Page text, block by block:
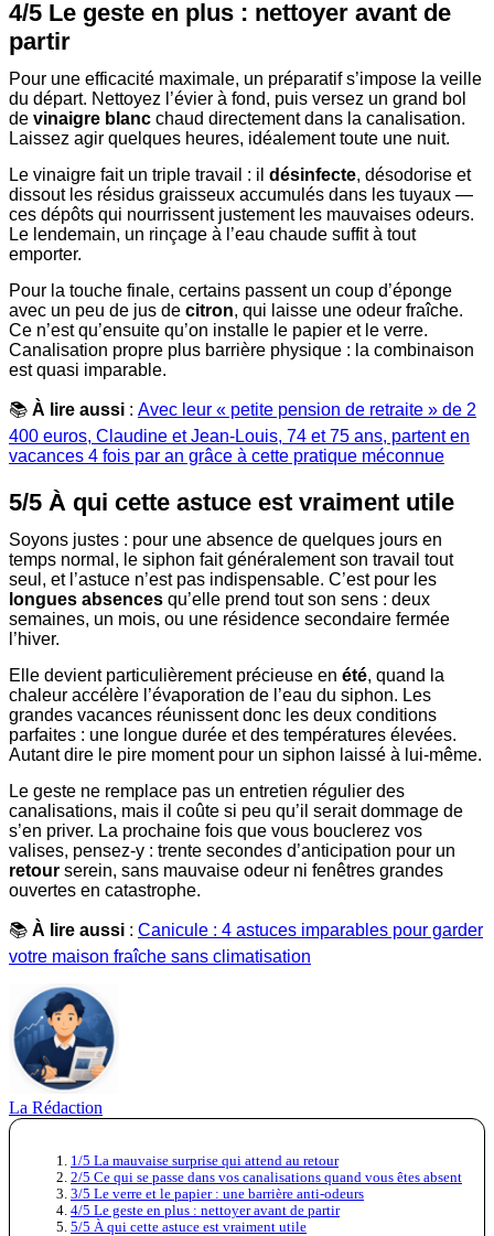
4/5 Le geste en plus : nettoyer avant de
partir
Pour une efficacité maximale, un préparatif s’impose la veille
du départ. Nettoyez l’évier à fond, puis versez un grand bol
de vinaigre blanc chaud directement dans la canalisation.
Laissez agir quelques heures, idéalement toute une nuit.
Le vinaigre fait un triple travail : il désinfecte, désodorise et
dissout les résidus graisseux accumulés dans les tuyaux —
ces dépôts qui nourrissent justement les mauvaises odeurs.
Le lendemain, un rinçage à l’eau chaude suffit à tout
emporter.
Pour la touche finale, certains passent un coup d’éponge
avec un peu de jus de citron, qui laisse une odeur fraîche.
Ce n’est qu’ensuite qu’on installe le papier et le verre.
Canalisation propre plus barrière physique : la combinaison
est quasi imparable.
📚 À lire aussi : Avec leur « petite pension de retraite » de 2
400 euros, Claudine et Jean-Louis, 74 et 75 ans, partent en
vacances 4 fois par an grâce à cette pratique méconnue
5/5 À qui cette astuce est vraiment utile
Soyons justes : pour une absence de quelques jours en
temps normal, le siphon fait généralement son travail tout
seul, et l’astuce n’est pas indispensable. C’est pour les
longues absences qu’elle prend tout son sens : deux
semaines, un mois, ou une résidence secondaire fermée
l’hiver.
Elle devient particulièrement précieuse en été, quand la
chaleur accélère l’évaporation de l’eau du siphon. Les
grandes vacances réunissent donc les deux conditions
parfaites : une longue durée et des températures élevées.
Autant dire le pire moment pour un siphon laissé à lui-même.
Le geste ne remplace pas un entretien régulier des
canalisations, mais il coûte si peu qu’il serait dommage de
s’en priver. La prochaine fois que vous bouclerez vos
valises, pensez-y : trente secondes d’anticipation pour un
retour serein, sans mauvaise odeur ni fenêtres grandes
ouvertes en catastrophe.
📚 À lire aussi : Canicule : 4 astuces imparables pour garder
votre maison fraîche sans climatisation
La Rédaction
1/5 La mauvaise surprise qui attend au retour
2/5 Ce qui se passe dans vos canalisations quand vous êtes absent
3/5 Le verre et le papier : une barrière anti-odeurs
4/5 Le geste en plus : nettoyer avant de partir
5/5 À qui cette astuce est vraiment utile